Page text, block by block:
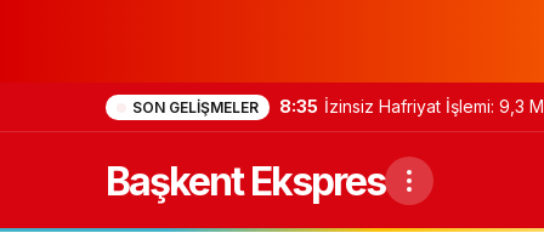
SON GELIŞMELER 8:35 İzinsiz Hafriyat İşlemi: 9,3
Başkent Ekspres